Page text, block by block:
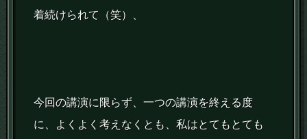
着続けられて（笑）、
今回の講演に限らず、一つの講演を終える度
に、よくよく考えなくとも、私はとてもとても